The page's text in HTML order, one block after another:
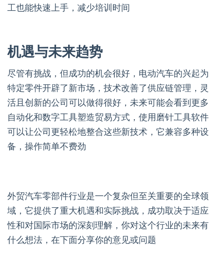
工也能快速上手，减少培训时间
机遇与未来趋势
尽管有挑战，但成功的机会很好，电动汽车的兴起为
特定零件开辟了新市场，技术改善了供应链管理，灵
活且创新的公司可以做得很好，未来可能会看到更多
自动化和数字工具塑造贸易方式，使用磨针工具软件
可以让公司更轻松地整合这些新技术，它兼容多种设
备，操作简单不费劲
外贸汽车零部件行业是一个复杂但至关重要的全球领
域，它提供了重大机遇和实际挑战，成功取决于适应
性和对国际市场的深刻理解，你对这个行业的未来有
什么想法，在下面分享你的意见或问题